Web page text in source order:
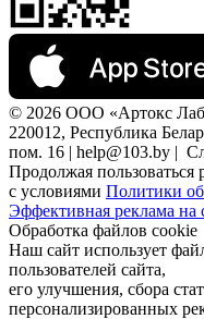
© 2026 ООО «Артокс
220012, Республика
пом. 16 | help@103.by |
Продолжая пользоваться
с условиями Политики
Эффективная реклама на
Обработка файлов cookie
Наш сайт использует
пользователей сайта,
его улучшения, сбора
персонализированных